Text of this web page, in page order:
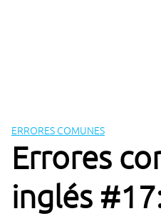
ERRORES COMUNES
Errores
inglés